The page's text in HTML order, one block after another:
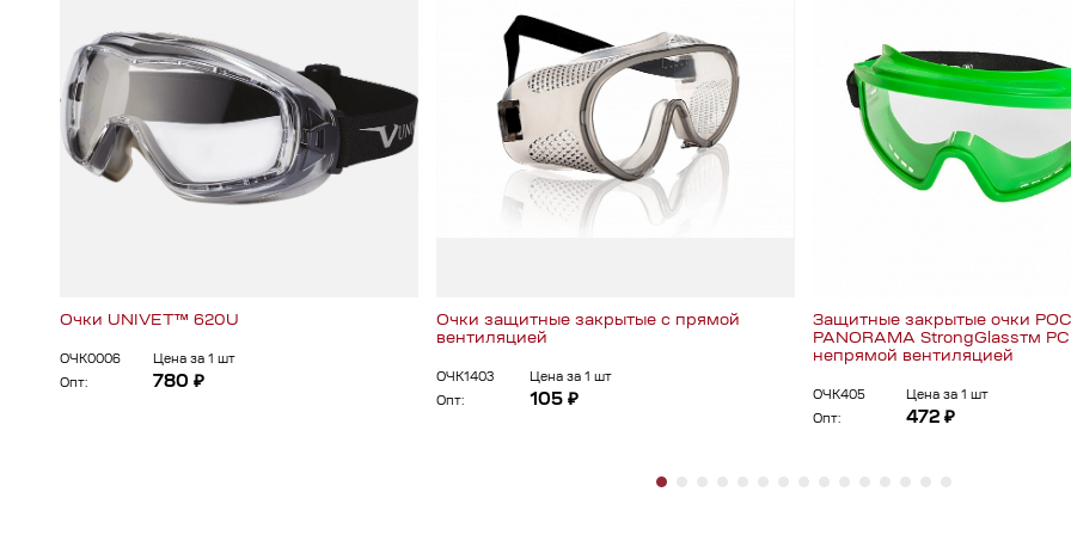
Очки UNIVET™ 620U
ОЧК0006
Цена за 1 шт
Опт:
780 ₽
Очки защитные закрытые с прямой
вентиляцией
ОЧК1403
Цена за 1 шт
Опт:
105 ₽
Защитные закрытые очки
PANORAMA StrongGlassтм PC
непрямой вентиляцией
ОЧК405
Цена за 1 шт
Опт:
472 ₽